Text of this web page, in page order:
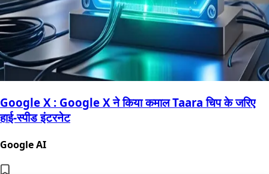
Google X : Google X ने किया कमाल Taara चिप के जरिए
हाई-स्पीड इंटरनेट
Google AI